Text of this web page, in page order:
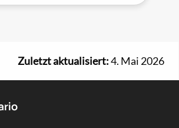
Zuletzt aktualisiert:4. Mai 2026